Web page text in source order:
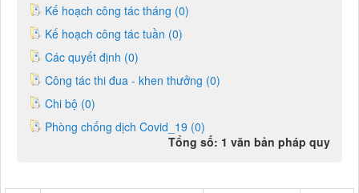
Kế hoạch công tác tháng (0)
Kế hoạch công tác tuần (0)
Các quyết định (0)
Công tác thi đua - khen thưởng (0)
Chi bộ (0)
Phòng chống dịch Covid_19 (0)
Tổng số: 1 văn bản pháp quy